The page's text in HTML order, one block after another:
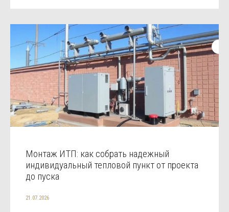
Монтаж ИТП: как собрать надежный
индивидуальный тепловой пункт от проекта
до пуска
21.07.2026